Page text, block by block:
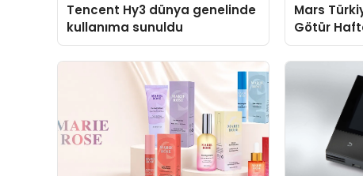
Tencent Hy3 dünya genelinde
kullanıma sunuldu
Mars
Götür